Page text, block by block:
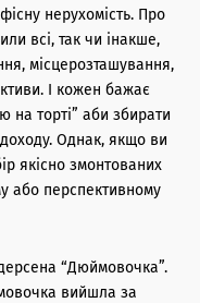
нерухомість. Про
всі, так чи інакше,
місцерозташування,
І кожен бажає
торті” аби збирати
Однак, якщо ви
якісно змонтованих
або перспективному
“Дюймовочка”.
вийшла за